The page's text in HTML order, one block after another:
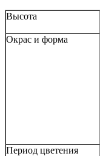
Высота
Окрас и форма
Период цветения